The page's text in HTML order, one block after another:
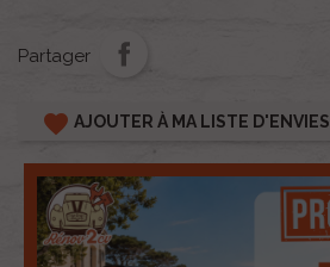
Partager
favorite AJOUTER À MA LISTE D'ENVIES